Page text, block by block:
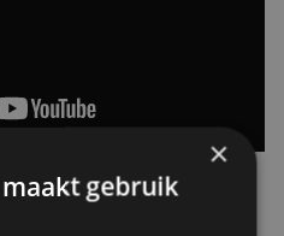
×
gebruik